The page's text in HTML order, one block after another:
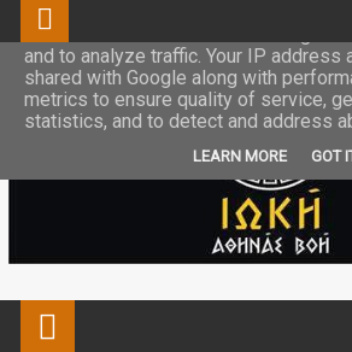
This site uses cookies from Google
and to analyze traffic. Your IP address
shared with Google along with
metrics to ensure quality of service,
statistics, and to detect and address
LEARN MORE GOT